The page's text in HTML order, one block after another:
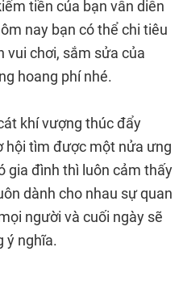
tiền của bạn vẫn diễn
nay bạn có thể chi tiêu
vui chơi, sắm sửa của
hoang phí nhé.
khí vượng thúc đẩy
hội tìm được một nửa ưng
gia đình thì luôn cảm thấy
dành cho nhau sự quan
người và cuối ngày sẽ
ý nghĩa.